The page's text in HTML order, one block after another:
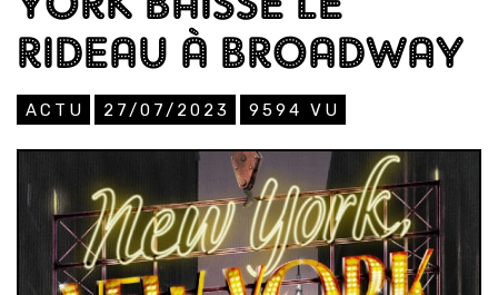
RIDEAU À BROADWAY
ACTU 27/07/2023 9594 VU